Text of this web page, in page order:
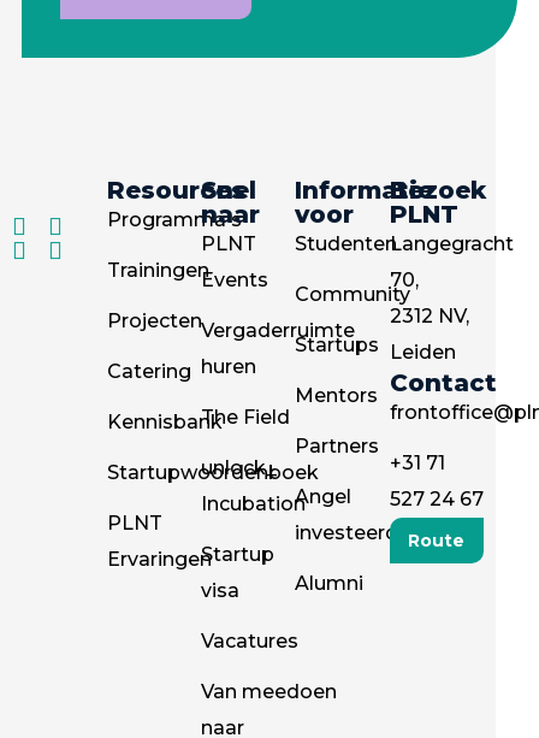
Resources
Programma's
Trainingen
Projecten
Catering
Kennisbank
Startupwoordenboek
PLNT
Ervaringen
Snel
naar
PLNT
Events
Vergaderruimte
huren
The Field
unlock_
Incubation
Startup
visa
Vacatures
Van meedoen
naar
Informatie
voor
Studenten
Community
Startups
Mentors
Partners
Angel
investeerders
Alumni
Bezoek
PLNT
Langegracht
70,
2312 NV,
Leiden
Contact
+31 71
527 24 67
Route